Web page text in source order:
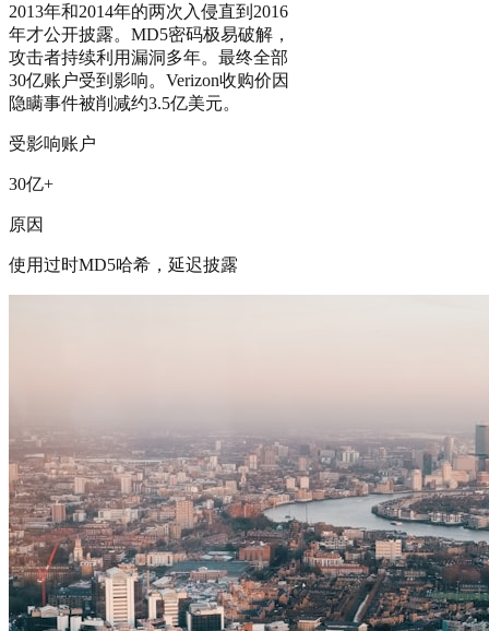
2013年和2014年的两次入侵直到2016
年才公开披露。MD5密码极易破解，
攻击者持续利用漏洞多年。最终全部
30亿账户受到影响。Verizon收购价因
隐瞒事件被削减约3.5亿美元。
受影响账户
30亿+
原因
使用过时MD5哈希，延迟披露